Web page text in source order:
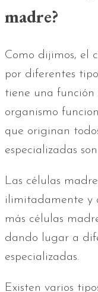
madre?
Como dijimos, el
por diferentes
tiene una función
organismo
que originan
especializadas
Las células
ilimitadamente y
más células
dando lugar a
especializadas.
Existen varios